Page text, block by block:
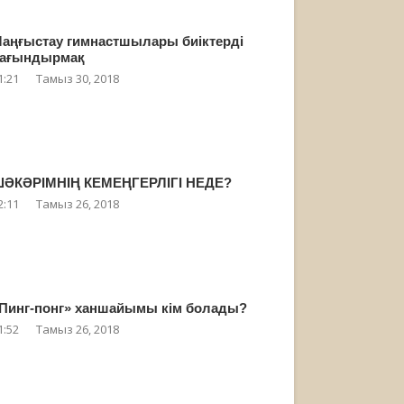
гимнастшылары биіктерді
Тамыз 30, 2018
КЕМЕҢГЕРЛІГІ НЕДЕ?
Тамыз 26, 2018
понг» ханшайымы кім болады?
Тамыз 26, 2018